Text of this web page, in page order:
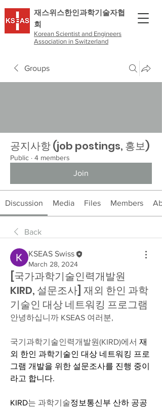
​재스위스한인과학기술자협
회
Korean Scientist and Engineers
Association in Switzerland
Groups
공지사항 (job postings, 홍보)
Public · 4 members
Join
Discussion Media Files Members
Back
KSEAS Swiss
March 28, 2024
[국가과학기술인력개발원
KIRD, 설문조사] 재외 한인 과학
기술인 대상 네트워킹 프로그램
안녕하십니까 KSEAS 여러분,
국기과학기술인력개발원(KIRD)에서 재
외 한인 과학기술인 대상 네트워킹 프로
그램 개발을 위한 설문조사를 진행 중이
라고 합니다.
KIRD는 과학기술﻿정보통신부 산하 공공